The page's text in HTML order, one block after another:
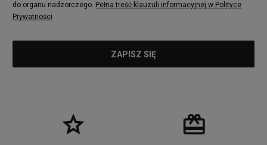
do organu nadzorczego. Pełna treść klauzuli informacyjnej w Polityce
Prywatności